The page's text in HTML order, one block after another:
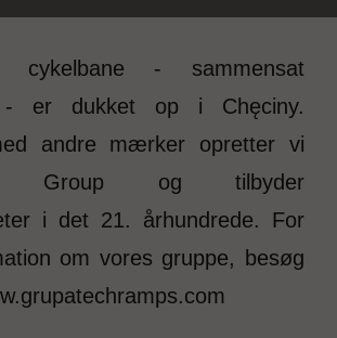
cykelbane - sammensat
- er dukket op i Chęciny.
andre mærker opretter vi
Group og tilbyder
i det 21. århundrede. For
om vores gruppe, besøg